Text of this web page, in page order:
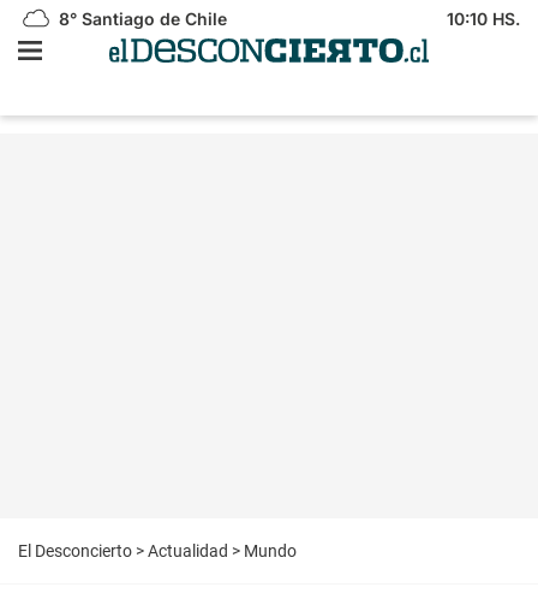
8° Santiago de Chile 10:10 HS.
El Desconcierto >Actualidad > Mundo